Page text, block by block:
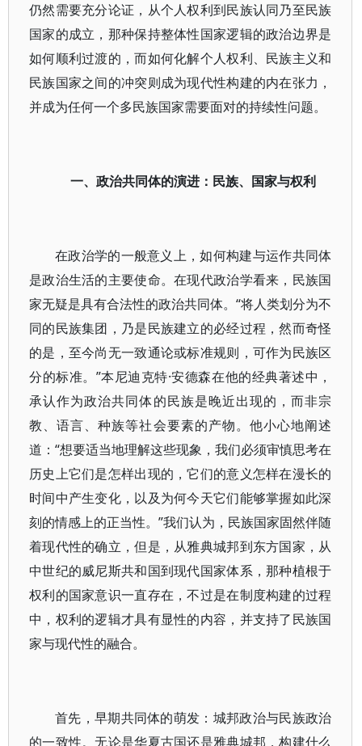
仍然需要充分论证，从个人权利到民族认同乃至民族
国家的成立，那种保持整体性国家逻辑的政治边界是
如何顺利过渡的，而如何化解个人权利、民族主义和
民族国家之间的冲突则成为现代性构建的内在张力，
并成为任何一个多民族国家需要面对的持续性问题。
一、政治共同体的演进：民族、国家与权利
在政治学的一般意义上，如何构建与运作共同体
是政治生活的主要使命。在现代政治学看来，民族国
家无疑是具有合法性的政治共同体。“将人类划分为不
同的民族集团，乃是民族建立的必经过程，然而奇怪
的是，至今尚无一致通论或标准规则，可作为民族区
分的标准。”本尼迪克特·安德森在他的经典著述中，
承认作为政治共同体的民族是晚近出现的，而非宗
教、语言、种族等社会要素的产物。他小心地阐述
道：“想要适当地理解这些现象，我们必须审慎思考在
历史上它们是怎样出现的，它们的意义怎样在漫长的
时间中产生变化，以及为何今天它们能够掌握如此深
刻的情感上的正当性。”我们认为，民族国家固然伴随
着现代性的确立，但是，从雅典城邦到东方国家，从
中世纪的威尼斯共和国到现代国家体系，那种植根于
权利的国家意识一直存在，不过是在制度构建的过程
中，权利的逻辑才具有显性的内容，并支持了民族国
家与现代性的融合。
首先，早期共同体的萌发：城邦政治与民族政治
的一致性。无论是华夏古国还是雅典城邦，构建什么